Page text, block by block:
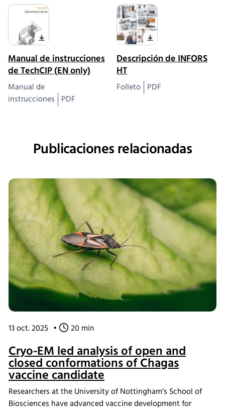
Manual de instrucciones
de TechCIP (EN only)
Manual de
instrucciones PDF
Descripción de INFORS
HT
Folleto PDF
Publicaciones relacionadas
13 oct. 2025 • 20 min
Cryo-EM led analysis of open and
closed conformations of Chagas
vaccine candidate
Researchers at the University of Nottingham’s School of
Biosciences have advanced vaccine development for